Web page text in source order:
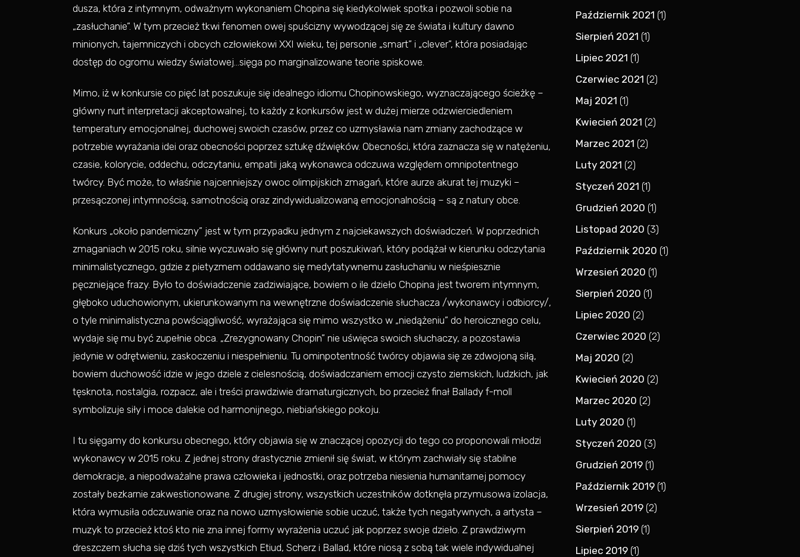
dusza, która z intymnym, odważnym wykonaniem Chopina się kiedykolwiek spotka i pozwoli sobie na
„zasłuchanie”. W tym przecież tkwi fenomen owej spuścizny wywodzącej się ze świata i kultury dawno
minionych, tajemniczych i obcych człowiekowi XXI wieku, tej personie „smart” i „clever”, która posiadając
dostęp do ogromu wiedzy światowej…sięga po marginalizowane teorie spiskowe.
Mimo, iż w konkursie co pięć lat poszukuje się idealnego idiomu Chopinowskiego, wyznaczającego ścieżkę –
główny nurt interpretacji akceptowalnej, to każdy z konkursów jest w dużej mierze odzwierciedleniem
temperatury emocjonalnej, duchowej swoich czasów, przez co uzmysławia nam zmiany zachodzące w
potrzebie wyrażania idei oraz obecności poprzez sztukę dźwięków. Obecności, która zaznacza się w natężeniu,
czasie, kolorycie, oddechu, odczytaniu, empatii jaką wykonawca odczuwa względem omnipotentnego
twórcy. Być może, to właśnie najcenniejszy owoc olimpijskich zmagań, które aurze akurat tej muzyki –
przesączonej intymnością, samotnością oraz zindywidualizowaną emocjonalnością – są z natury obce.
Konkurs „około pandemiczny” jest w tym przypadku jednym z najciekawszych doświadczeń. W poprzednich
zmaganiach w 2015 roku, silnie wyczuwało się główny nurt poszukiwań, który podążał w kierunku odczytania
minimalistycznego, gdzie z pietyzmem oddawano się medytatywnemu zasłuchaniu w nieśpiesznie
pęczniejące frazy. Było to doświadczenie zadziwiające, bowiem o ile dzieło Chopina jest tworem intymnym,
głęboko uduchowionym, ukierunkowanym na wewnętrzne doświadczenie słuchacza /wykonawcy i odbiorcy/,
o tyle minimalistyczna powściągliwość, wyrażająca się mimo wszystko w „niedążeniu” do heroicznego celu,
wydaje się mu być zupełnie obca. „Zrezygnowany Chopin” nie uświęca swoich słuchaczy, a pozostawia
jedynie w odrętwieniu, zaskoczeniu i niespełnieniu. Tu ominpotentność twórcy objawia się ze zdwojoną siłą,
bowiem duchowość idzie w jego dziele z cielesnością, doświadczaniem emocji czysto ziemskich, ludzkich, jak
tęsknota, nostalgia, rozpacz, ale i treści prawdziwie dramaturgicznych, bo przecież finał Ballady f-moll
symbolizuje siły i moce dalekie od harmonijnego, niebiańskiego pokoju.
I tu sięgamy do konkursu obecnego, który objawia się w znaczącej opozycji do tego co proponowali młodzi
wykonawcy w 2015 roku. Z jednej strony drastycznie zmienił się świat, w którym zachwiały się stabilne
demokracje, a niepodważalne prawa człowieka i jednostki, oraz potrzeba niesienia humanitarnej pomocy
zostały bezkarnie zakwestionowane. Z drugiej strony, wszystkich uczestników dotknęła przymusowa izolacja,
która wymusiła odczuwanie oraz na nowo uzmysłowienie sobie uczuć, także tych negatywnych, a artysta –
muzyk to przecież ktoś kto nie zna innej formy wyrażenia uczuć jak poprzez swoje dzieło. Z prawdziwym
dreszczem słucha się dziś tych wszystkich Etiud, Scherz i Ballad, które niosą z sobą tak wiele indywidualnej
Październik 2021 (1)
Sierpień 2021 (1)
Lipiec 2021 (1)
Czerwiec 2021 (2)
Maj 2021 (1)
Kwiecień 2021 (2)
Marzec 2021 (2)
Luty 2021 (2)
Styczeń 2021 (1)
Grudzień 2020 (1)
Listopad 2020 (3)
Październik 2020 (1)
Wrzesień 2020 (1)
Sierpień 2020 (1)
Lipiec 2020 (2)
Czerwiec 2020 (2)
Maj 2020 (2)
Kwiecień 2020 (2)
Marzec 2020 (2)
Luty 2020 (1)
Styczeń 2020 (3)
Grudzień 2019 (1)
Październik 2019 (1)
Wrzesień 2019 (2)
Sierpień 2019 (1)
Lipiec 2019 (1)